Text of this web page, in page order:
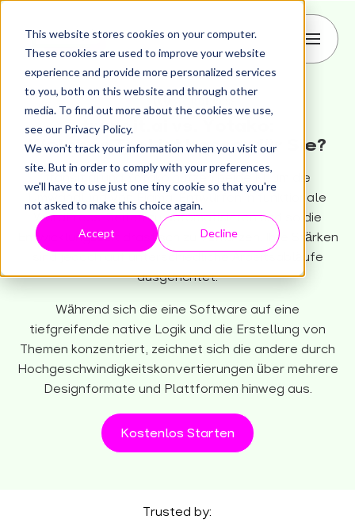
This website stores cookies on your computer.
These cookies are used to improve your website
experience and provide more personalized services
to you, both on this website and through other
media. To find out more about the cookies we use,
see our Privacy Policy.
We won't track your information when you visit our
site. But in order to comply with your preferences,
we'll have to use just one tiny cookie so that you're
not asked to make this choice again.
Accept Decline
transjt.ai vs. Yotako:
Welches Tool ist besser für Sie?
transjt.ai und Yotako nutzen beide KI, um die
Umwandlung von Figma-Entwürfen in funktionale
WordPress-Seiten zu automatisieren und so die
Entwicklungszeit drastisch zu verkürzen. Ihre Stärken
sind jedoch auf unterschiedliche Arbeitsabläufe
ausgerichtet.
Während sich die eine Software auf eine
tiefgreifende native Logik und die Erstellung von
Themen konzentriert, zeichnet sich die andere durch
Hochgeschwindigkeitskonvertierungen über mehrere
Designformate und Plattformen hinweg aus.
Kostenlos Starten
Trusted by: